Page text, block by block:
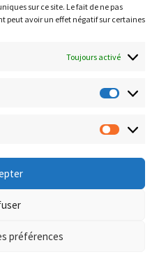
sur ce site. Le fait de ne pas
peut avoir un effet négatif sur certaines
Toujours activé
préférences
Built with WooCommerce